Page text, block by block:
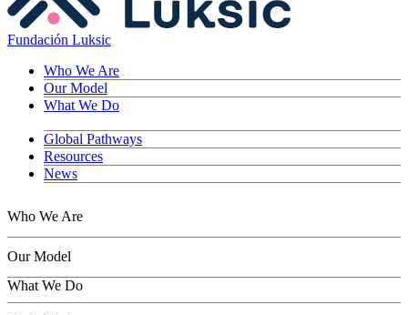
Fundación Luksic
Who We Are
Our Model
What We Do
Global Pathways
Resources
News
Who We Are
Our Model
What We Do